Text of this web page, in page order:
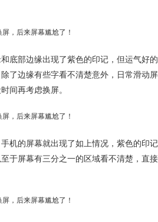
底部边缘出现了紫色的印记，但运气好的
了边缘有些字看不清楚意外，日常滑动屏
间再考虑换屏。
机的屏幕就出现了如上情况，紫色的印记
于屏幕有三分之一的区域看不清楚，直接